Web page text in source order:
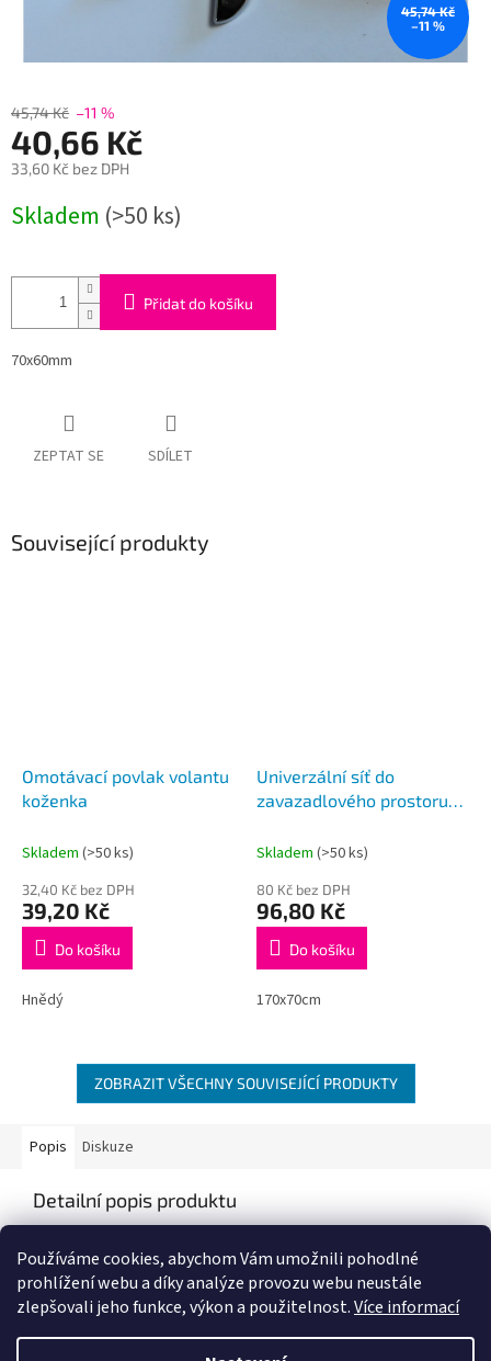
Používáme cookies, abychom Vám umožnili pohodlné
prohlížení webu a díky analýze provozu webu neustále
zlepšovali jeho funkce, výkon a použitelnost.Více informací
45,74 Kč
–11 %
45,74 Kč –11 %
40,66 Kč
33,60 Kč bez DPH
cena:
Skladem (>50 ks)
Přidat do košíku
70x60mm
ZEPTAT SE SDÍLET
Související produkty
Omotávací povlak volantu
koženka
Skladem (>50 ks)
32,40 Kč bez DPH
39,20 Kč
Do košíku
Hnědý
Univerzální síť do
zavazadlového prostoru
Skladem (>50 ks)
80 Kč bez DPH
96,80 Kč
Do košíku
170x70cm
ZOBRAZIT VŠECHNY SOUVISEJÍCÍ PRODUKTY
Popis Diskuze
Detailní popis produktu